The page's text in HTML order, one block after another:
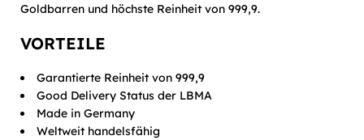
Goldbarren und höchste Reinheit von 999,9.
VORTEILE
Garantierte Reinheit von 999,9
Good Delivery Status der LBMA
Made in Germany
Weltweit handelsfähig